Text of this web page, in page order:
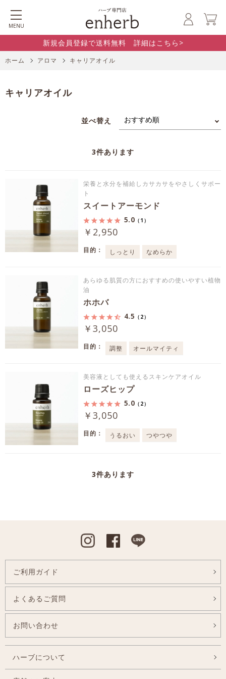
MENU
新規会員登録で送料無料 詳細はこちら>
ホーム アロマ キャリアオイル
キャリアオイル
並べ替え
3件あります
栄養と水分を補給しカサカサをやさしくサポー
ト
スイートアーモンド
5.0 （1）
￥2,950
目的： しっとり なめらか
あらゆる肌質の方におすすめの使いやすい植物
油
ホホバ
4.5 （2）
￥3,050
目的： 調整 オールマイティ
美容液としても使えるスキンケアオイル
ローズヒップ
5.0 （2）
￥3,050
目的： うるおい つやつや
3件あります
Instagram
ご利用ガイド
よくあるご質問
お問い合わせ
ハーブについて